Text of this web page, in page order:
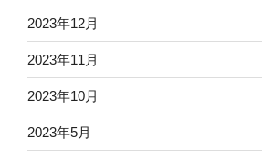
2023年12月
2023年11月
2023年10月
2023年5月